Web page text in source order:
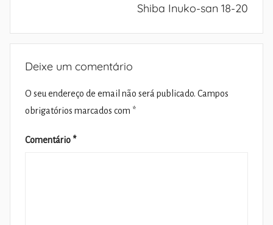
Shiba Inuko-san 18-20
Deixe um comentário
O seu endereço de email não será publicado. Campos
obrigatórios marcados com *
Comentário *